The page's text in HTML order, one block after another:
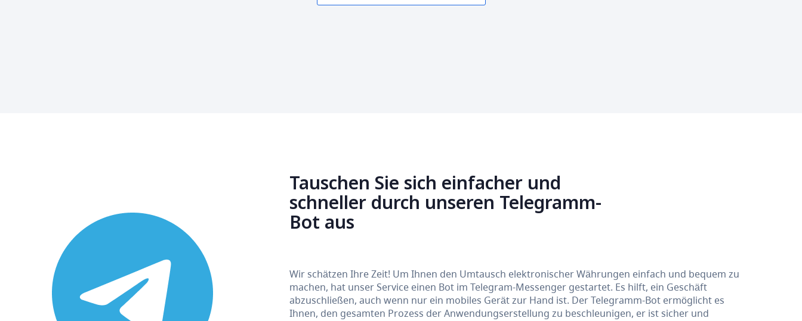
Tauschen Sie sich einfacher und
schneller durch unseren Telegramm-
Bot aus
Wir schätzen Ihre Zeit! Um Ihnen den Umtausch elektronischer Währungen einfach und bequem zu
machen, hat unser Service einen Bot im Telegram-Messenger gestartet. Es hilft, ein Geschäft
abzuschließen, auch wenn nur ein mobiles Gerät zur Hand ist. Der Telegramm-Bot ermöglicht es
Ihnen, den gesamten Prozess der Anwendungserstellung zu beschleunigen, er ist sicher und